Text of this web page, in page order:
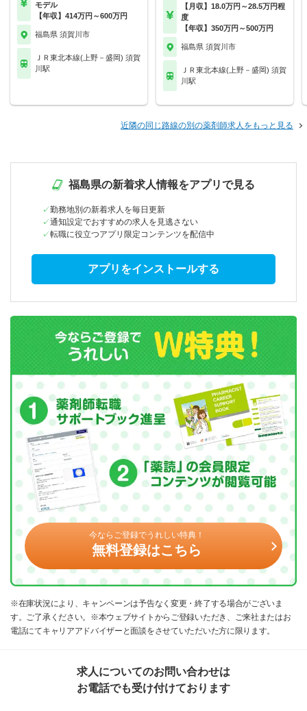
モデル
【年収】414万円～600万円
福島県 須賀川市
ＪＲ東北本線(上野－盛岡) 須賀
川駅
【月収】18.0万円～28.5万円程
度
【年収】350万円～500万円
福島県 須賀川市
ＪＲ東北本線(上野－盛岡) 須賀
川駅
近隣の同じ路線の別の薬剤師求人をもっと見る
福島県の新着求人情報をアプリで見る
勤務地別の新着求人を毎日更新
通知設定でおすすめの求人を見逃さない
転職に役立つアプリ限定コンテンツを配信中
アプリをインストールする
今ならご登録でうれしい特典！
無料登録はこちら
※在庫状況により、キャンペーンは予告なく変更・終了する場合がございま
す。ご了承ください。※本ウェブサイトからご登録いただき、ご来社またはお
電話にてキャリアアドバイザーと面談をさせていただいた方に限ります。
求人についてのお問い合わせは
お電話でも受け付けております